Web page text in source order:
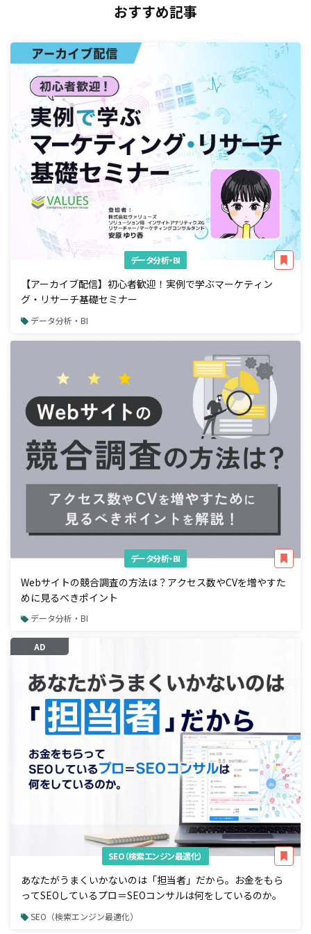
おすすめ記事
データ分析・BI
【アーカイブ配信】初心者歓迎！実例で学ぶマーケティン
グ・リサーチ基礎セミナー
データ分析・BI
データ分析・BI
Webサイトの競合調査の方法は？アクセス数やCVを増やすた
めに見るべきポイント
データ分析・BI
AD
SEO（検索エンジン最適化）
あなたがうまくいかないのは「担当者」だから。お金をもら
ってSEOしているプロ＝SEOコンサルは何をしているのか。
SEO（検索エンジン最適化）